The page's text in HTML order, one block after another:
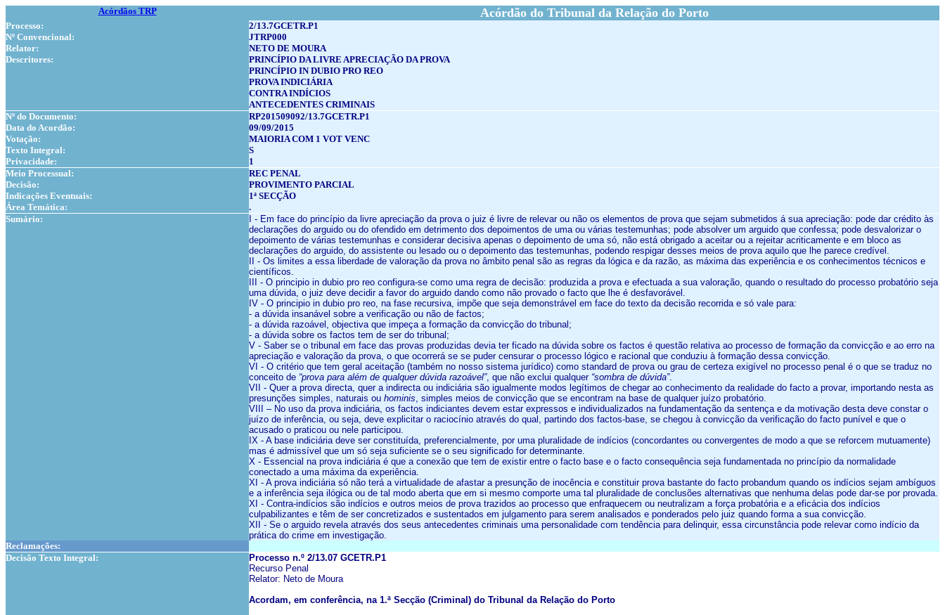
Acórdãos TRP Acórdão do Tribunal da Relação do Porto
Processo:
2/13.7GCETR.P1
Nº Convencional:
JTRP000
Relator:
NETO DE MOURA
Descritores:
PRINCÍPIO DA LIVRE APRECIAÇÃO DA PROVA
PRINCÍPIO IN DUBIO PRO REO
PROVA INDICIÁRIA
CONTRA INDÍCIOS
ANTECEDENTES CRIMINAIS
Nº do Documento:
RP201509092/13.7GCETR.P1
Data do Acordão:
09/09/2015
Votação:
MAIORIA COM 1 VOT VENC
Texto Integral:
S
Privacidade:
1
Meio Processual:
REC PENAL
Decisão:
PROVIMENTO PARCIAL
Indicações Eventuais:
1ª SECÇÃO
Área Temática:
.
Sumário:
I - Em face do princípio da livre apreciação da prova o juiz é livre de relevar ou não os elementos de prova que sejam submetidos á sua apreciação: pode dar crédito às
declarações do arguido ou do ofendido em detrimento dos depoimentos de uma ou várias testemunhas; pode absolver um arguido que confessa; pode desvalorizar o
depoimento de várias testemunhas e considerar decisiva apenas o depoimento de uma só, não está obrigado a aceitar ou a rejeitar acriticamente e em bloco as
declarações do arguido, do assistente ou lesado ou o depoimento das testemunhas, podendo respigar desses meios de prova aquilo que lhe parece credível.
II - Os limites a essa liberdade de valoração da prova no âmbito penal são as regras da lógica e da razão, as máxima das experiência e os conhecimentos técnicos e
científicos.
III - O principio in dubio pro reo configura-se como uma regra de decisão: produzida a prova e efectuada a sua valoração, quando o resultado do processo probatório seja
uma dúvida, o juiz deve decidir a favor do arguido dando como não provado o facto que lhe é desfavorável.
IV - O principio in dubio pro reo, na fase recursiva, impõe que seja demonstrável em face do texto da decisão recorrida e só vale para:
- a dúvida insanável sobre a verificação ou não de factos;
- a dúvida razoável, objectiva que impeça a formação da convicção do tribunal;
- a dúvida sobre os factos tem de ser do tribunal;
V - Saber se o tribunal em face das provas produzidas devia ter ficado na dúvida sobre os factos é questão relativa ao processo de formação da convicção e ao erro na
apreciação e valoração da prova, o que ocorrerá se se puder censurar o processo lógico e racional que conduziu à formação dessa convicção.
VI - O critério que tem geral aceitação (também no nosso sistema jurídico) como standard de prova ou grau de certeza exigível no processo penal é o que se traduz no
conceito de “prova para além de qualquer dúvida razoável”, que não exclui qualquer “sombra de dúvida”.
VII - Quer a prova directa, quer a indirecta ou indiciária são igualmente modos legítimos de chegar ao conhecimento da realidade do facto a provar, importando nesta as
presunções simples, naturais ou hominis, simples meios de convicção que se encontram na base de qualquer juízo probatório.
VIII – No uso da prova indiciária, os factos indiciantes devem estar expressos e individualizados na fundamentação da sentença e da motivação desta deve constar o
juízo de inferência, ou seja, deve explicitar o raciocínio através do qual, partindo dos factos-base, se chegou à convicção da verificação do facto punível e que o
acusado o praticou ou nele participou.
IX - A base indiciária deve ser constituída, preferencialmente, por uma pluralidade de indícios (concordantes ou convergentes de modo a que se reforcem mutuamente)
mas é admissível que um só seja suficiente se o seu significado for determinante.
X - Essencial na prova indiciária é que a conexão que tem de existir entre o facto base e o facto consequência seja fundamentada no princípio da normalidade
conectado a uma máxima da experiência.
XI - A prova indiciária só não terá a virtualidade de afastar a presunção de inocência e constituir prova bastante do facto probandum quando os indícios sejam ambíguos
e a inferência seja ilógica ou de tal modo aberta que em si mesmo comporte uma tal pluralidade de conclusões alternativas que nenhuma delas pode dar-se por provada.
XI - Contra-indícios são indícios e outros meios de prova trazidos ao processo que enfraquecem ou neutralizam a força probatória e a eficácia dos indícios
culpabilizantes e têm de ser concretizados e sustentados em julgamento para serem analisados e ponderados pelo juiz quando forma a sua convicção.
XII - Se o arguido revela através dos seus antecedentes criminais uma personalidade com tendência para delinquir, essa circunstância pode relevar como indício da
prática do crime em investigação.
Reclamações:
Decisão Texto Integral:
Processo n.º 2/13.07 GCETR.P1
Recurso Penal
Relator: Neto de Moura
Acordam, em conferência, na 1.ª Secção (Criminal) do Tribunal da Relação do Porto